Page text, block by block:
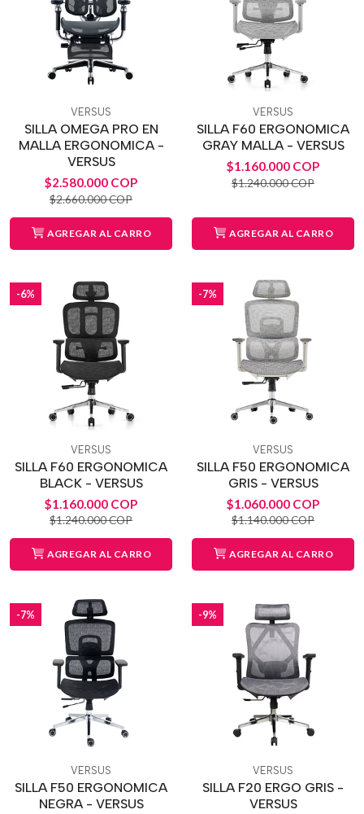
VERSUS
SILLA OMEGA PRO EN
MALLA ERGONOMICA -
VERSUS
$2.580.000 COP
$2.660.000 COP
AGREGAR AL CARRO
VERSUS
SILLA F60 ERGONOMICA
GRAY MALLA - VERSUS
$1.160.000 COP
$1.240.000 COP
AGREGAR AL CARRO
-6%
VERSUS
SILLA F60 ERGONOMICA
BLACK - VERSUS
$1.160.000 COP
$1.240.000 COP
AGREGAR AL CARRO
-7%
VERSUS
SILLA F50 ERGONOMICA
GRIS - VERSUS
$1.060.000 COP
$1.140.000 COP
AGREGAR AL CARRO
-7%
VERSUS
SILLA F50 ERGONOMICA
NEGRA - VERSUS
-9%
VERSUS
SILLA F20 ERGO GRIS -
VERSUS